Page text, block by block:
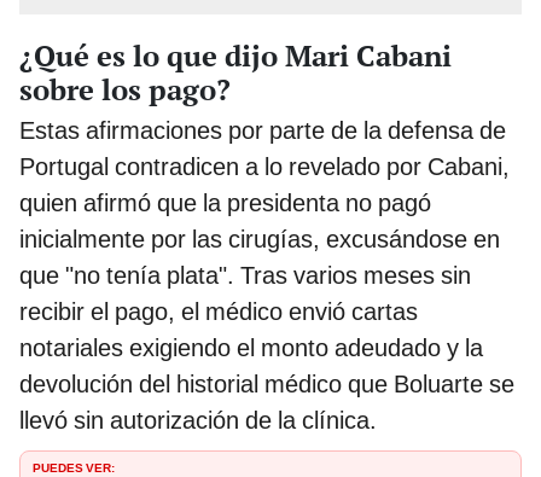
¿Qué es lo que dijo Mari Cabani
sobre los pago?
Estas afirmaciones por parte de la defensa de
Portugal contradicen a lo revelado por Cabani,
quien afirmó que la presidenta no pagó
inicialmente por las cirugías, excusándose en
que "no tenía plata". Tras varios meses sin
recibir el pago, el médico envió cartas
notariales exigiendo el monto adeudado y la
devolución del historial médico que Boluarte se
llevó sin autorización de la clínica.
PUEDES VER: